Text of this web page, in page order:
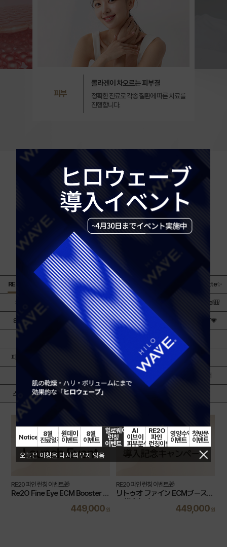
각종 질환에 따른 치료를
보톡스
자연스럽게, 꼼꼼하게
정확한 진료로 각종 질환에 따른 치료
셀린의원만의 특별한 이벤트를 만나보세요
CELLIN CLINICEVENT
RE20 파인 런칭 이벤트🎁 8월 Medical Sanctuary😎 8월 Summer Silhouette✨
8월 K-Celebrity🪩 8월 UV Protection🌞 8월 Vacation & Travel🎒
8월 Hot Summer🐳 8월 Cellin Filler Offer🎁 아이울쎄라피 EVENT💗
힐로웨이브 런칭 이벤트🧊 첫방문 이벤트📌
피로회복 수액 이벤트🔋 보톡스ㅣ윤곽주사 필러ㅣ실리프팅
색소 | 여드름 | 모공 콜라겐 | 스킨부스터
스킨케어ㅣ항노화주사
RE20 파인 런칭 이벤트🎁
Re2O Fine Eye ECM Booster L
449,000 원
RE20 파인 런칭 이벤트🎁
リトゥオ ファイン ECMブースタ
449,000 원
Notice
8월
진료일정
원데이
이벤트
8월
이벤트
힐로웨이브
런칭
이벤트
AI
이브이
피부분석기
RE2O
파인
런칭이벤트
영양수액
이벤트
첫방문
이벤트
오늘은 이창을 다시 띄우지 않음